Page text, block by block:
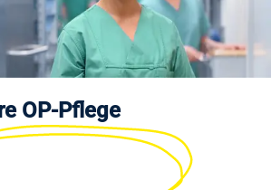
MKG-OP
OP-Pflege